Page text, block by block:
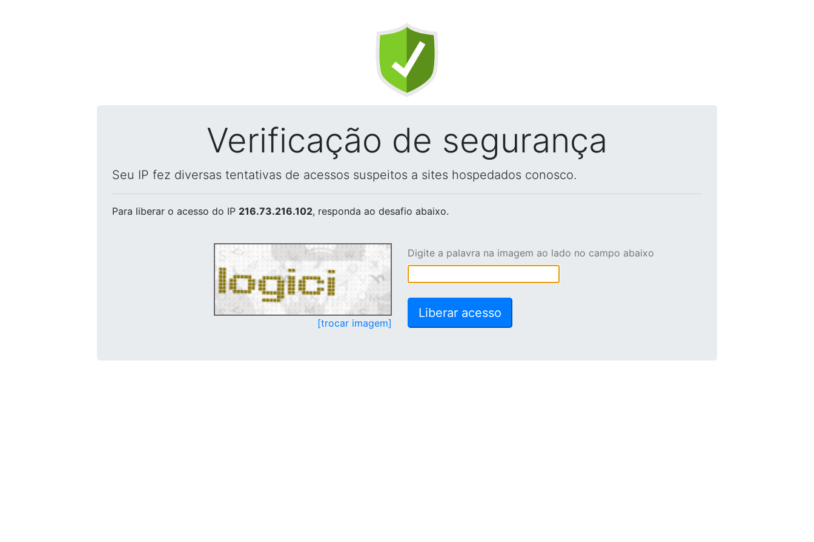
Verificação de segurança
Seu IP fez diversas tentativas de acessos suspeitos a sites hospedados conosco.
Para liberar o acesso do IP 216.73.216.102, responda ao desafio abaixo.
[trocar imagem]
Digite a palavra na imagem ao lado no campo abaixo